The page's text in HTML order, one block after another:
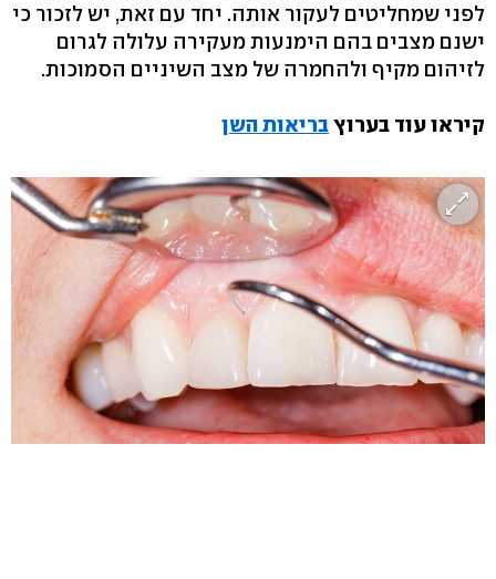
לפני שמחליטים לעקור אותה. יחד עם זאת, יש לזכור כי
ישנם מצבים בהם הימנעות מעקירה עלולה לגרום
לזיהום מקיף ולהחמרה של מצב השיניים הסמוכות.
קיראו עוד בערוץבריאות השן